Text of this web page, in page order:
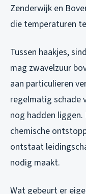
Zenderwijk en
die temperaturen
Tussen haakjes,
mag zwavelzuur
aan particulieren
regelmatig schade
nog hadden liggen.
chemische
ontstaat
nodig maakt.
Wat gebeurt er